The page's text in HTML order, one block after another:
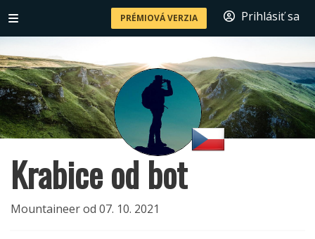
PRÉMIOVÁ VERZIA Prihlásiť sa
Krabice od bot
Mountaineer od 07. 10. 2021